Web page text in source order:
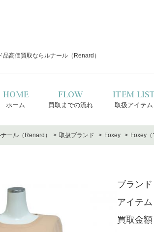
高価買取ならルナール（Renard）
HOME
ホーム
FLOW
買取までの流れ
ITEM
取扱アイテム
ール（Renard） 取扱ブランド Foxey Foxey
ブランド
アイテム
買取金額